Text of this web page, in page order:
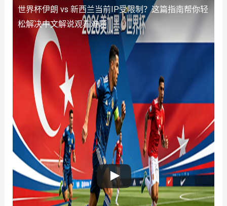
世界杯伊朗 vs 新西兰当前IP受限制？这篇指南帮你轻
松解决中文解说观看难题